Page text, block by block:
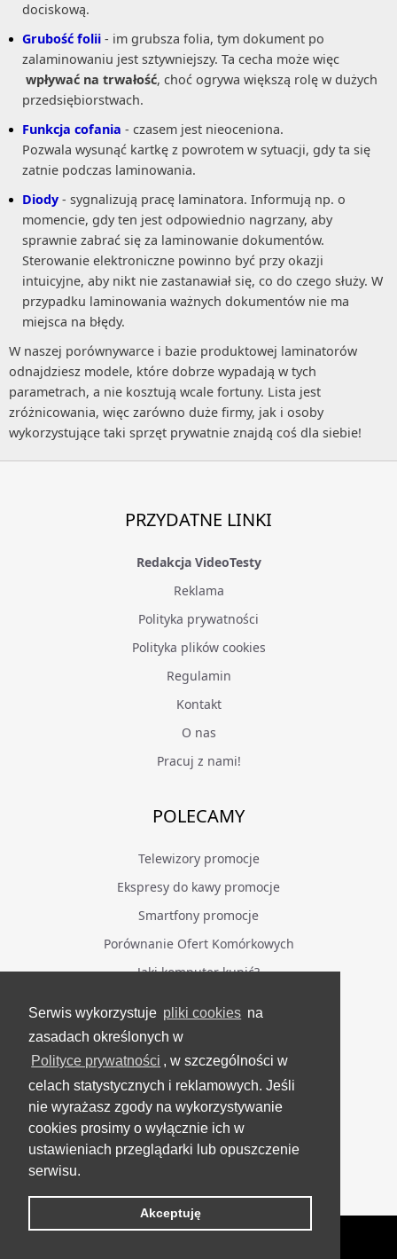
Serwis wykorzystuje pliki cookies na
zasadach określonych w
Polityce prywatności , w szczególności w
celach statystycznych i reklamowych. Jeśli
nie wyrażasz zgody na wykorzystywanie
cookies prosimy o wyłącznie ich w
ustawieniach przeglądarki lub opuszczenie
serwisu.
Akceptuję
dociskową.
Grubość folii - im grubsza folia, tym dokument po
zalaminowaniu jest sztywniejszy. Ta cecha może więc
wpływać na trwałość, choć ogrywa większą rolę w dużych
przedsiębiorstwach.
Funkcja cofania - czasem jest nieoceniona.
Pozwala wysunąć kartkę z powrotem w sytuacji, gdy ta się
zatnie podczas laminowania.
Diody - sygnalizują pracę laminatora. Informują np. o
momencie, gdy ten jest odpowiednio nagrzany, aby
sprawnie zabrać się za laminowanie dokumentów.
Sterowanie elektroniczne powinno być przy okazji
intuicyjne, aby nikt nie zastanawiał się, co do czego służy. W
przypadku laminowania ważnych dokumentów nie ma
miejsca na błędy.
W naszej porównywarce i bazie produktowej laminatorów
odnajdziesz modele, które dobrze wypadają w tych
parametrach, a nie kosztują wcale fortuny. Lista jest
zróżnicowania, więc zarówno duże firmy, jak i osoby
wykorzystujące taki sprzęt prywatnie znajdą coś dla siebie!
PRZYDATNE LINKI
Redakcja VideoTesty
Reklama
Polityka prywatności
Polityka plików cookies
Regulamin
Kontakt
O nas
Pracuj z nami!
POLECAMY
Telewizory promocje
Ekspresy do kawy promocje
Smartfony promocje
Porównanie Ofert Komórkowych
Jaki komputer kupić?
BĄDŹ NA BIEŻĄCO
Facebook
Grupa Testerzy Videotestów
YouTube
Twitter
VideoTesty.pl Wszelkie prawa zastrzeżone